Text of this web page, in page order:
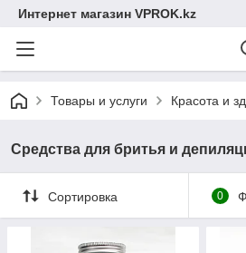
Интернет магазин VPROK.kz
Товары и услуги Красота и
Средства для бритья и
Сортировка 0